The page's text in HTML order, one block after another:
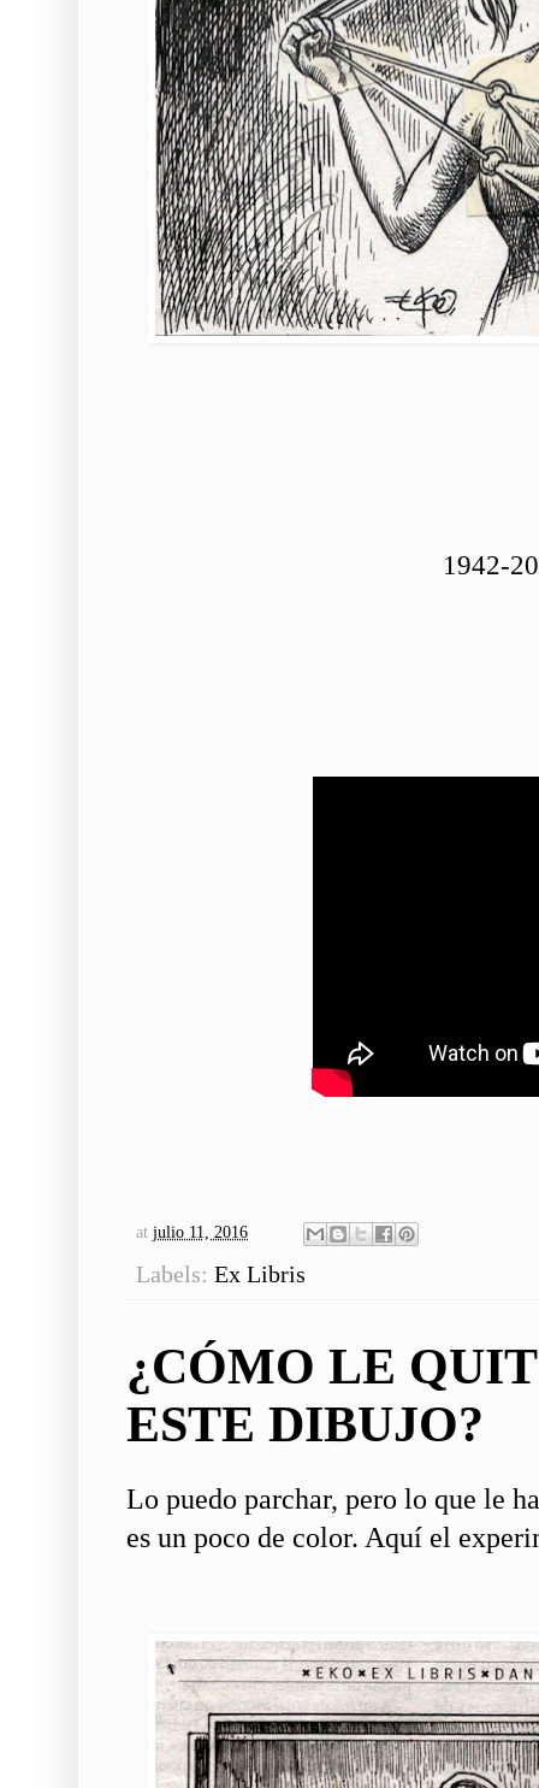
1942-
at julio 11, 2016
Labels: Ex Libris
¿CÓMO LE
ESTE DIBUJO?
Lo puedo parchar, pero lo que le
es un poco de color. Aquí el